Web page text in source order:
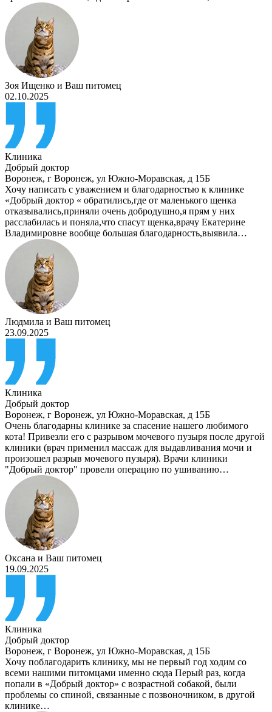
Зоя Ищенко и Ваш питомец
02.10.2025
Клиника
Добрый доктор
Воронеж, г Воронеж, ул Южно-Моравская, д 15Б
Хочу написать с уважением и благодарностью к клинике
«Добрый доктор « обратились,где от маленького щенка
отказывались,приняли очень добродушно,я прям у них
расслабилась и поняла,что спасут щенка,врачу Екатерине
Владимировне вообще большая благодарность,выявила…
Людмила и Ваш питомец
23.09.2025
Клиника
Добрый доктор
Воронеж, г Воронеж, ул Южно-Моравская, д 15Б
Очень благодарны клинике за спасение нашего любимого
кота! Привезли его с разрывом мочевого пузыря после другой
клиники (врач применил массаж для выдавливания мочи и
произошел разрыв мочевого пузыря). Врачи клиники
"Добрый доктор" провели операцию по ушиванию…
Оксана и Ваш питомец
19.09.2025
Клиника
Добрый доктор
Воронеж, г Воронеж, ул Южно-Моравская, д 15Б
Хочу поблагодарить клинику, мы не первый год ходим со
всеми нашими питомцами именно сюда Перый раз, когда
попали в «Добрый доктор» с возрастной собакой, были
проблемы со спиной, связанные с позвоночником, в другой
клинике…